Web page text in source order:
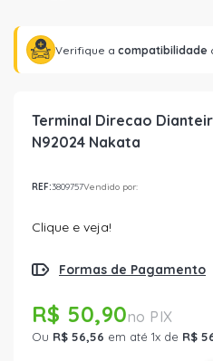
Verifique a compatibilidade
Terminal Direcao
N92024 Nakata
REF:3809757Vendido por:
Clique e veja!
Formas de Pagamento
R$ 50,90
Ou R$ 56,56 em até 1x de R$